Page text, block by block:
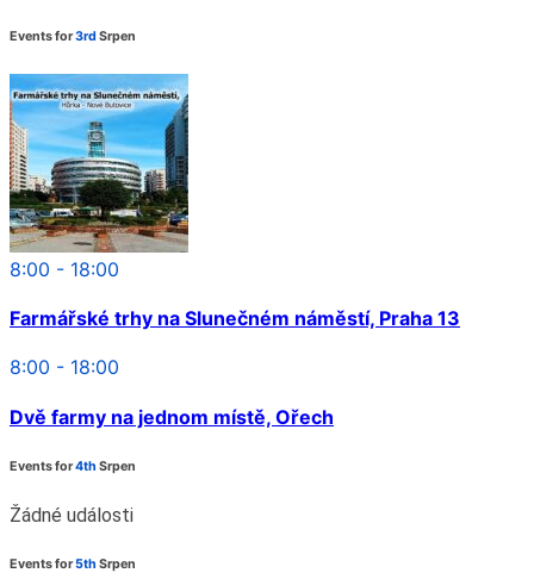
Events for3rdSrpen
8:00 - 18:00
Farmářské trhy na Slunečném náměstí, Praha 13
8:00 - 18:00
Dvě farmy na jednom místě, Ořech
Events for4th Srpen
Žádné události
Events for5th Srpen